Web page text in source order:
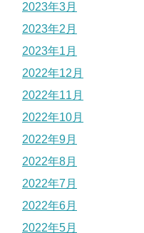
2023年3月
2023年2月
2023年1月
2022年12月
2022年11月
2022年10月
2022年9月
2022年8月
2022年7月
2022年6月
2022年5月